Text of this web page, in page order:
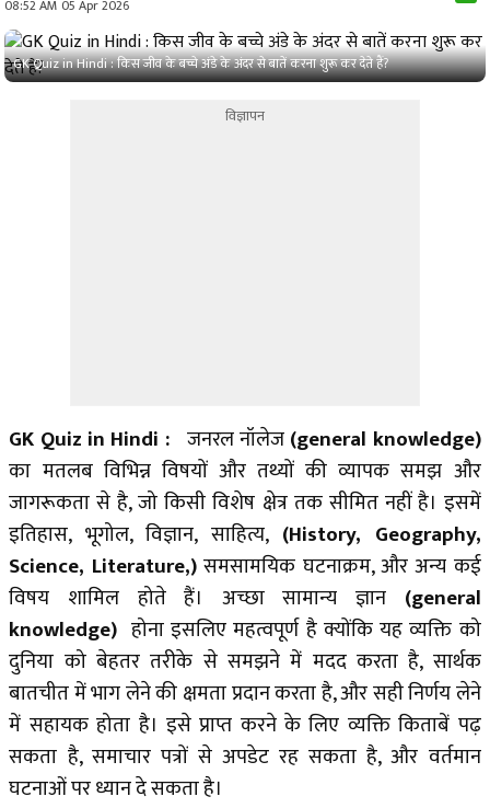
08:52 AM 05 Apr 2026
GK Quiz in Hindi : किस जीव के बच्चे अंडे के अंदर से बातें करना शुरू कर देते हैं?
विज्ञापन
GK Quiz in Hindi : जनरल नॉलेज(general knowledge)
का मतलब विभिन्न विषयों और तथ्यों की व्यापक समझ और
जागरूकता से है, जो किसी विशेष क्षेत्र तक सीमित नहीं है। इसमें
इतिहास, भूगोल, विज्ञान, साहित्य,(History, Geography,
Science, Literature,) समसामयिक घटनाक्रम, और अन्य कई
विषय शामिल होते हैं। अच्छा सामान्य ज्ञान (general
knowledge) होना इसलिए महत्वपूर्ण है क्योंकि यह व्यक्ति को
दुनिया को बेहतर तरीके से समझने में मदद करता है, सार्थक
बातचीत में भाग लेने की क्षमता प्रदान करता है, और सही निर्णय लेने
में सहायक होता है। इसे प्राप्त करने के लिए व्यक्ति किताबें पढ़
सकता है, समाचार पत्रों से अपडेट रह सकता है, और वर्तमान
घटनाओं पर ध्यान दे सकता है।